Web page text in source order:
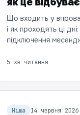
Що входить у
і як проходять ці
підключення
підтримка після
5 хв читання
Ніша 14 червня 2026